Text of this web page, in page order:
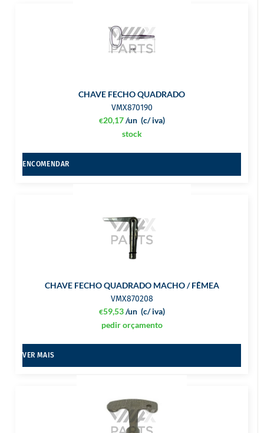
CHAVE FECHO QUADRADO
VMX870190
€20,17 (c/ iva)
/un
stock
ENCOMENDAR
CHAVE FECHO QUADRADO MACHO / FÊMEA
VMX870208
€59,53 (c/ iva)
/un
pedir orçamento
VER MAIS